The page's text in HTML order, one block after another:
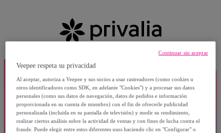
Veepee respeta su privacidad
Al aceptar, autoriza a Veepee y sus socios a usar rastreadores (como cookies u
otros identificadores como SDK, en adelante "Cookies") y a procesar sus datos
personales (como sus datos de navegación, datos de pedidos e información
proporcionada en su cuenta de miembro) con el fin de ofrecerle publicidad
personalizada (incluida en su pantalla de televisión) y medir su rendimiento,
realizar ciertos análisis sobre la actividad de ventas y con fines de lucha contra el
fraude. Puede elegir entre estos diferentes usos haciendo clic en "Configurar" o
Continuar sin aceptar